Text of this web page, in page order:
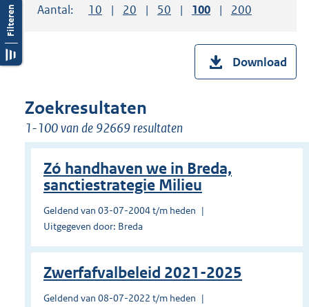
Aantal:
Toon
10 resultaten per pagina
Toon
20 resultaten per pagina
Toon
50 resultaten per pagina
Toon
100 resultaten per
Toon
200
Download
Zoekresultaten
1-100 van de 92669 resultaten
Zó handhaven we in Breda,
sanctiestrategie Milieu
Geldend van 03-07-2004 t/m heden
Uitgegeven door: Breda
Zwerfafvalbeleid 2021-2025
Geldend van 08-07-2022 t/m heden